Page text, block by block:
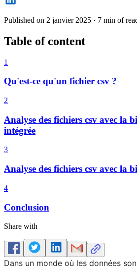
Published on 2 janvier 2025 · 7 min of
Table of content
1
Qu'est-ce qu'un fichier csv ?
2
Analyse des fichiers csv avec la
intégrée
3
Analyse des fichiers csv avec la
4
Conclusion
Share with
Dans un monde où les données